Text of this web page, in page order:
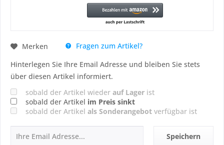
Merken
Fragen zum Artikel?
Hinterlegen Sie Ihre Email Adresse und bleiben Sie stets
über diesen Artikel informiert.
sobald der Artikel wieder auf Lager ist
sobald der Artikel im Preis sinkt
sobald der Artikel als Sonderangebot verfügbar ist
Speichern